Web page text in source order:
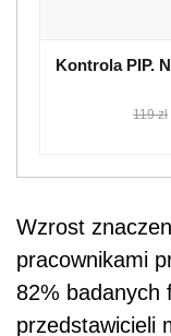
Kontrola PIP.
119 zł
Wzrost
pracownikami
82% badanych
przedstawicieli